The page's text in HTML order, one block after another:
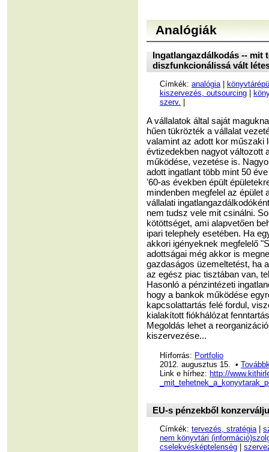
Analógiák
Ingatlangazdálkodás -- mit
diszfunkcionálissá vált
Címkék: analógia|
kiszervezés, outsourcing
szerv.
A vállalatok által saját
hűen tükrözték a vállalat
valamint az adott kor műszaki
évtizedekben nagyot változott
működése, vezetése is.
adott ingatlant több mint 50
'60-as években épült
mindenben megfelel az épület
vállalati
nem tudsz vele mit csinálni.
kötöttséget, ami alapvetően
ipari telephely esetében. Ha
akkori igényeknek megfelelő
adottságai még akkor is
gazdaságos üzemeltetést, ha
az egész piac tisztában van,
Hasonló a pénzintézeti
hogy a bankok működése
kapcsolattartás felé fordul,
kialakított fiókhálózat
Megoldás lehet a
kiszervezése...
Hírforrás: Portfolio
2012. augusztus 15. •
Link e hírhez: http://
EU-s pénzekből
Címkék: tervezés, stratégia|
nem könyvtári
cselekvésképtelenség